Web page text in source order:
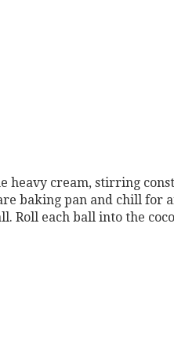
heavy cream, stirring
baking pan and chill for
Roll each ball into the